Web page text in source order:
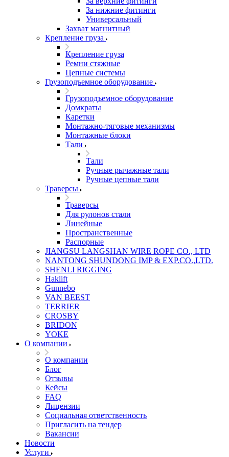
За нижние фитинги
Универсальный
Захват магнитный
Крепление груза
Крепление груза
Ремни стяжные
Цепные системы
Грузоподъемное оборудование
Грузоподъемное оборудование
Домкраты
Каретки
Монтажно-тяговые механизмы
Монтажные блоки
Тали
Тали
Ручные рычажные тали
Ручные цепные тали
Траверсы
Траверсы
Для рулонов стали
Линейные
Пространственные
Распорные
JIANGSU LANGSHAN WIRE ROPE CO., LTD
NANTONG SHUNDONG IMP & EXP.CO.,LTD.
SHENLI RIGGING
Haklift
Gunnebo
VAN BEEST
TERRIER
CROSBY
BRIDON
YOKE
О компании
О компании
Блог
Отзывы
Кейсы
FAQ
Лицензии
Социальная ответственность
Пригласить на тендер
Вакансии
Новости
Услуги